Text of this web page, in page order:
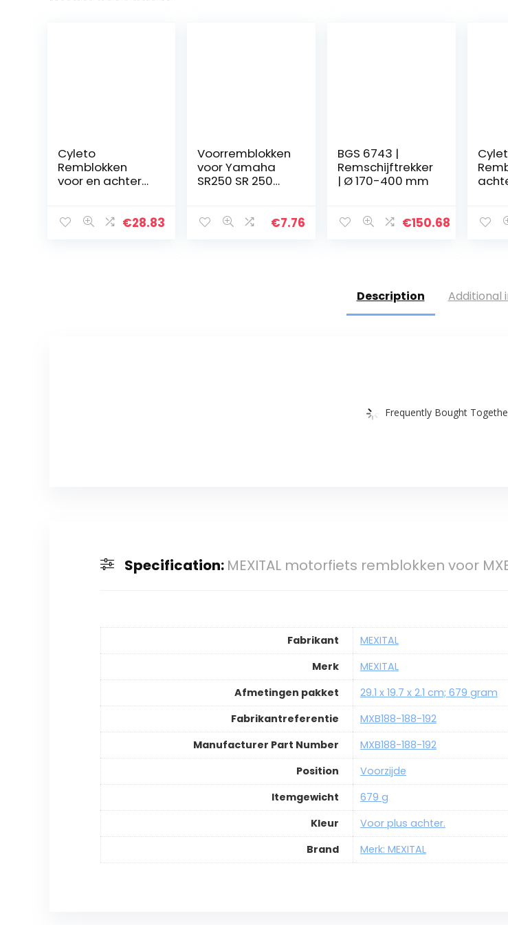
Cyleto
Remblokken
voor en achter
1998-2002 €28.83
Voorremblokken
voor Yamaha
SR250 SR 250
250 Virago
€7.76
BGS 6743 |
Remschijftrekker
| Ø 170-400 mm
€150.68
Description Additional
Frequently Bought
Specification: MEXITAL motorfiets remblokken voor
Fabrikant
MEXITAL
Merk
MEXITAL
Afmetingen pakket
29.1 x 19.7 x 2.1 cm; 679 gram
Fabrikantreferentie
MXB188-188-192
Manufacturer Part Number
MXB188-188-192
Position
Voorzijde
Itemgewicht
679 g
Kleur
Voor plus achter.
Brand
Merk: MEXITAL